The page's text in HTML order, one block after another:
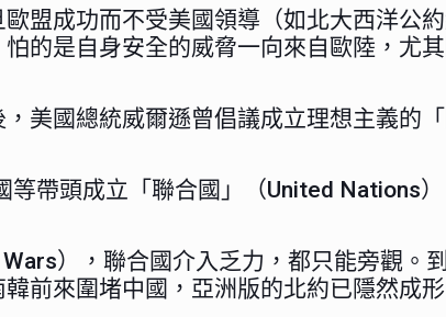
盟成功而不受美國領導（如北大西洋公
的是自身安全的威脅一向來自歐陸，尤
美國總統威爾遜曾倡議成立理想主義的
帶頭成立「聯合國」（United Nations
），聯合國介入乏力，都只能旁觀。
前來圍堵中國，亞洲版的北約已隱然成形